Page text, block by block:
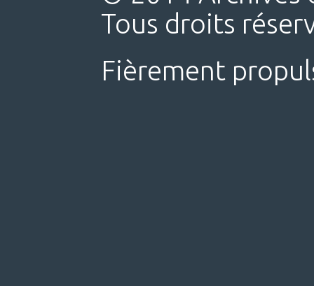
Tous droits
Fièrement